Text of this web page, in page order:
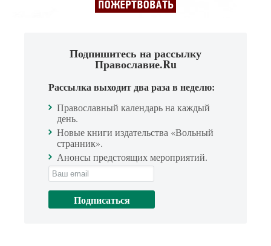
Подпишитесь на рассылку
Православие.Ru
Рассылка выходит два раза в неделю:
Православный календарь на каждый
день.
Новые книги издательства «Вольный
странник».
Анонсы предстоящих мероприятий.